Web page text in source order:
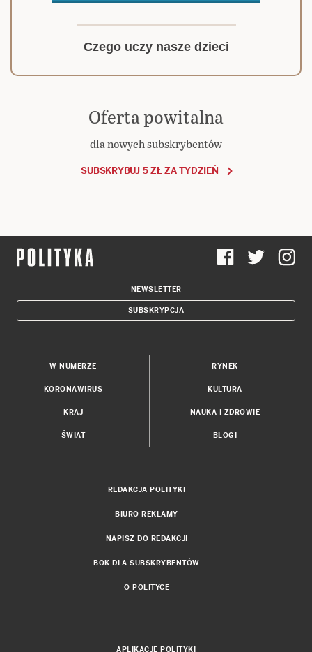
Czego uczy nasze dzieci
Oferta powitalna
dla nowych subskrybentów
SUBSKRYBUJ 5 ZŁ ZA TYDZIEŃ
NEWSLETTER
SUBSKRYPCJA
W NUMERZE
KORONAWIRUS
KRAJ
ŚWIAT
RYNEK
KULTURA
NAUKA I ZDROWIE
BLOGI
REDAKCJA POLITYKI
BIURO REKLAMY
NAPISZ DO REDAKCJI
BOK DLA SUBSKRYBENTÓW
O POLITYCE
APLIKACJE POLITYKI